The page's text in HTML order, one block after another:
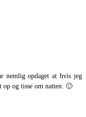
nemlig opdaget at hvis jeg
op og tisse om natten. 🙂